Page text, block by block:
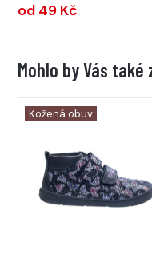
od 49 Kč
Mohlo by Vás také
Kožená obuv